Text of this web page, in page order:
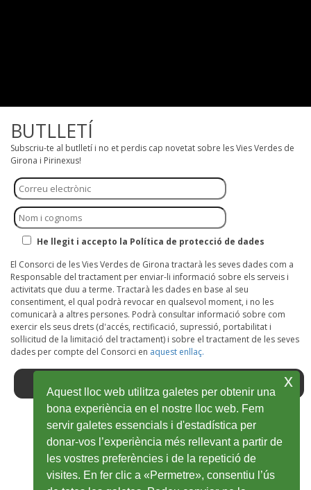
BUTLLETÍ
Subscriu-te al butlletí i no et perdis cap novetat sobre les Vies Verdes de
Girona i Pirinexus!
He llegit i accepto la Política de protecció de dades
El Consorci de les Vies Verdes de Girona tractarà les seves dades com a
Responsable del tractament per enviar-li informació sobre els serveis i
activitats que duu a terme. Tractarà les dades en base al seu
consentiment, el qual podrà revocar en qualsevol moment, i no les
comunicarà a altres persones. Podrà consultar informació sobre com
exercir els seus drets (d'accés, rectificació, supressió, portabilitat i
sol·licitud de la limitació del tractament) i sobre el tractament de les seves
dades per compte del Consorci en aquest enllaç.
Facebook
Ouvrir
dans
une
Twitter
Ouvrir
dans
une
Youtube
Ouvrir
dans
une
Instagram
Ouvrir
dans
une
Wikiloc
Ouvrir
dans
une
Aquest lloc web utilitza galetes per obtenir una
bona experiència en el nostre lloc web. Fem
servir galetes essencials i d'estadística per
donar-vos l’experiència més rellevant a partir de
les vostres preferències i de la repetició de
visites. En fer clic a «Permetre», consentiu l’ús
x